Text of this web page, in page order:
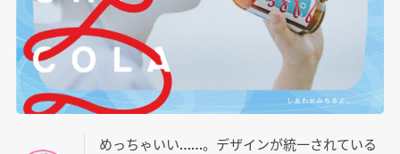
めっちゃいい……。デザインが統一されている